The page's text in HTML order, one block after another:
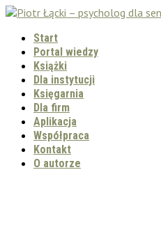
Start
Portal wiedzy
Książki
Dla instytucji
Księgarnia
Dla firm
Aplikacja
Współpraca
Kontakt
O autorze